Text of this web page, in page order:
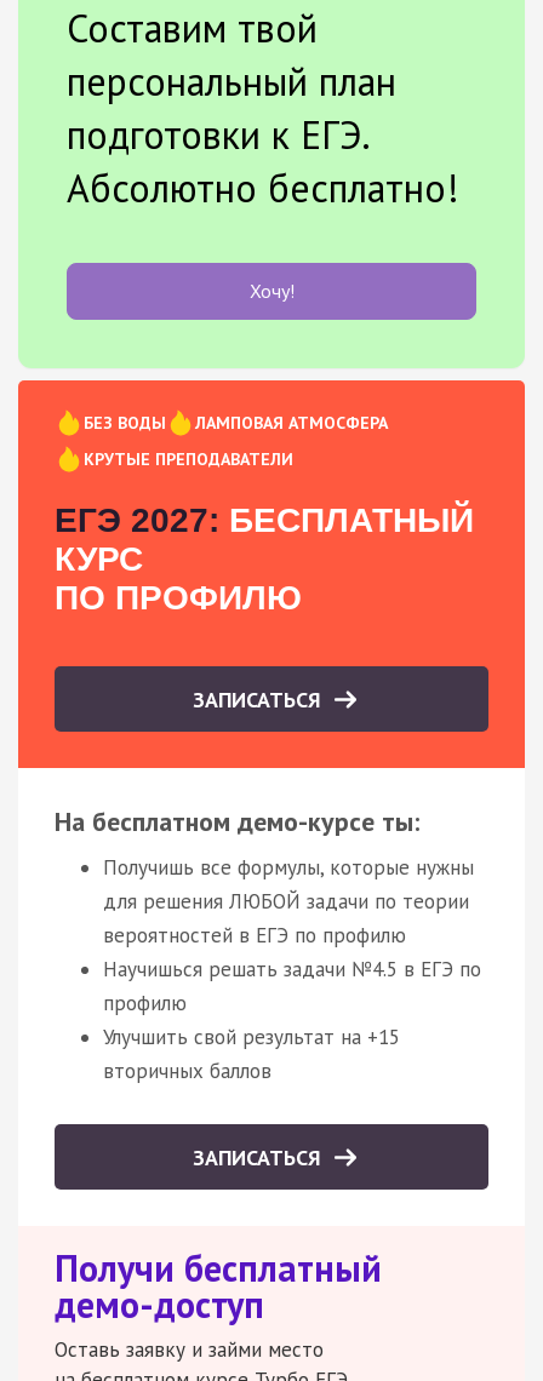
Составим твой
персональный план
подготовки к ЕГЭ.
Абсолютно бесплатно!
Хочу!
БЕЗ ВОДЫ
ЛАМПОВАЯ АТМОСФЕРА
КРУТЫЕ ПРЕПОДАВАТЕЛИ
ЕГЭ 2027: БЕСПЛАТНЫЙ
КУРС
ПО ПРОФИЛЮ
ЗАПИСАТЬСЯ
На бесплатном демо-курсе ты:
Получишь все формулы, которые нужны
для решения ЛЮБОЙ задачи по теории
вероятностей в ЕГЭ по профилю
Научишься решать задачи №4.5 в ЕГЭ по
профилю
Улучшить свой результат на +15
вторичных баллов
ЗАПИСАТЬСЯ
Получи бесплатный
демо-доступ
Оставь заявку и займи место